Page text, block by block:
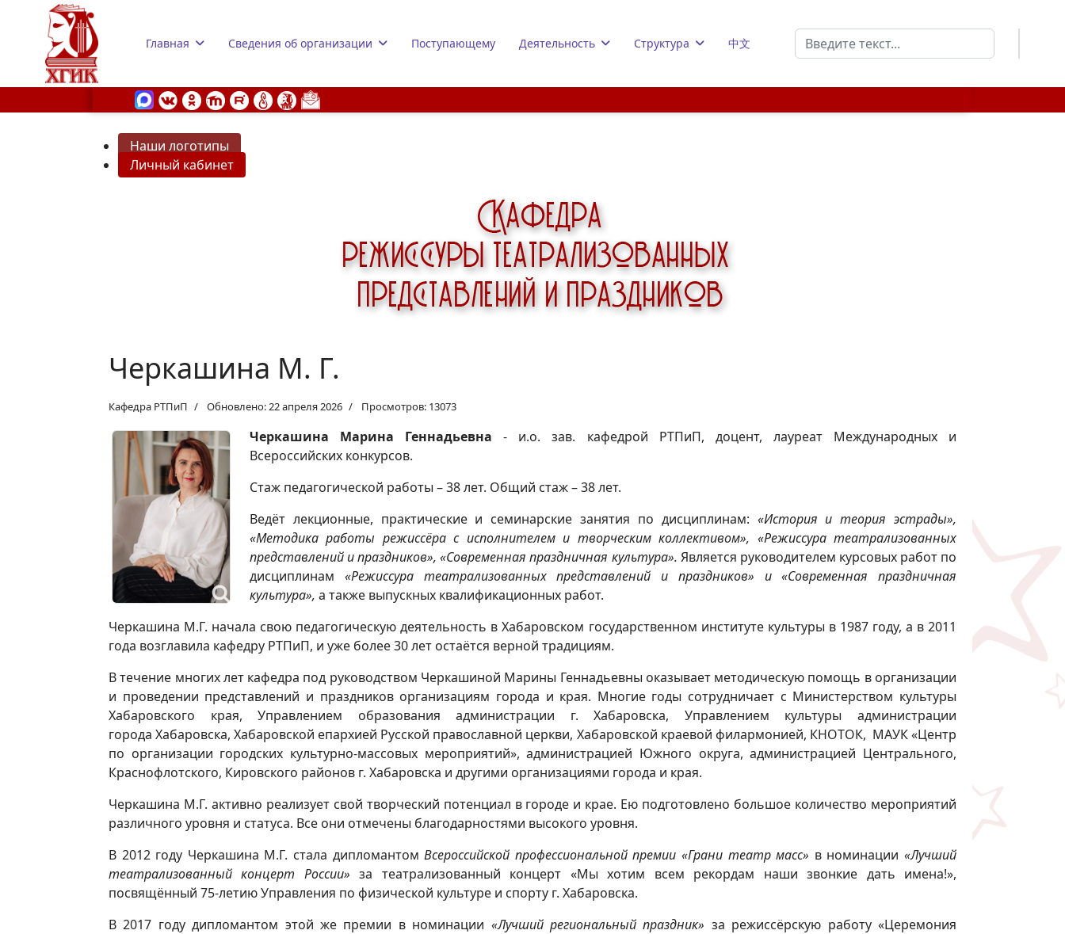
Главная Сведения об организации Поступающему Деятельность Структура 中文
Поиск
Наши логотипы
Личный кабинет
Черкашина М. Г.
Кафедра РТПиП Обновлено: 22 апреля 2026 Просмотров: 13073
Черкашина Марина Геннадьевна - и.о. зав. кафедрой РТПиП, доцент, лауреат Международных и
Всероссийских конкурсов.
Стаж педагогической работы – 38 лет. Общий стаж – 38 лет.
Ведёт лекционные, практические и семинарские занятия по дисциплинам: «История и теория эстрады»,
«Методика работы режиссёра с исполнителем и творческим коллективом», «Режиссура театрализованных
представлений и праздников», «Современная праздничная культура». Является руководителем курсовых работ по
дисциплинам «Режиссура театрализованных представлений и праздников» и «Современная праздничная
культура», а также выпускных квалификационных работ.
Черкашина М.Г. начала свою педагогическую деятельность в Хабаровском государственном институте культуры в 1987 году, а в 2011
года возглавила кафедру РТПиП, и уже более 30 лет остаётся верной традициям.
В течение многих лет кафедра под руководством Черкашиной Марины Геннадьевны оказывает методическую помощь в организации
и проведении представлений и праздников организациям города и края. Многие годы сотрудничает с Министерством культуры
Хабаровского края, Управлением образования администрации г. Хабаровска, Управлением культуры администрации
города Хабаровска, Хабаровской епархией Русской православной церкви, Хабаровской краевой филармонией, КНОТОК, МАУК «Центр
по организации городских культурно-массовых мероприятий», администрацией Южного округа, администрацией Центрального,
Краснофлотского, Кировского районов г. Хабаровска и другими организациями города и края.
Черкашина М.Г. активно реализует свой творческий потенциал в городе и крае. Ею подготовлено большое количество мероприятий
различного уровня и статуса. Все они отмечены благодарностями высокого уровня.
В 2012 году Черкашина М.Г. стала дипломантомВсероссийской профессиональной премии «Грани театр масс» в номинации«Лучший
театрализованный концерт России» за театрализованный концерт «Мы хотим всем рекордам наши звонкие дать имена!»,
посвящённый 75-летию Управления по физической культуре и спорту г. Хабаровска.
В 2017 году дипломантом этой же премии в номинации «Лучший региональный праздник» за режиссёрскую работу «Церемония